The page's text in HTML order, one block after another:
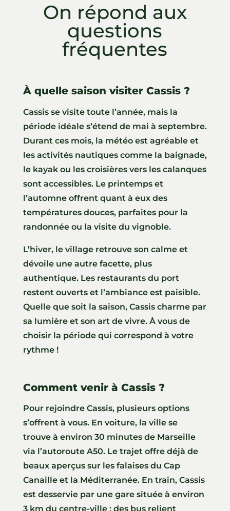
On répond aux
questions
fréquentes
À quelle saison visiter Cassis ?
Cassis se visite toute l’année, mais la
période idéale s’étend de mai à septembre.
Durant ces mois, la météo est agréable et
les activités nautiques comme la baignade,
le kayak ou les croisières vers les calanques
sont accessibles. Le printemps et
l’automne offrent quant à eux des
températures douces, parfaites pour la
randonnée ou la visite du vignoble.
L’hiver, le village retrouve son calme et
dévoile une autre facette, plus
authentique. Les restaurants du port
restent ouverts et l’ambiance est paisible.
Quelle que soit la saison, Cassis charme par
sa lumière et son art de vivre. À vous de
choisir la période qui correspond à votre
rythme !
Comment venir à Cassis ?
Pour rejoindre Cassis, plusieurs options
s’offrent à vous. En voiture, la ville se
trouve à environ 30 minutes de Marseille
via l’autoroute A50. Le trajet offre déjà de
beaux aperçus sur les falaises du Cap
Canaille et la Méditerranée. En train, Cassis
est desservie par une gare située à environ
3 km du centre-ville ; des bus relient